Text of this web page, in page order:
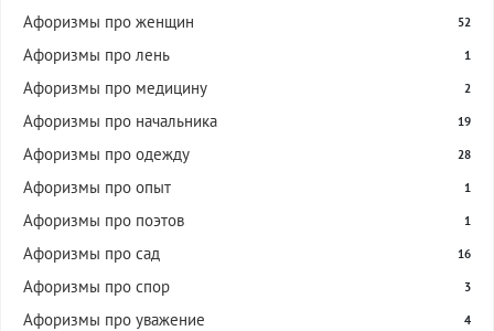
Афоризмы про женщин 52
Афоризмы про лень 1
Афоризмы про медицину 2
Афоризмы про начальника 19
Афоризмы про одежду 28
Афоризмы про опыт 1
Афоризмы про поэтов 1
Афоризмы про сад 16
Афоризмы про спор 3
Афоризмы про уважение 4